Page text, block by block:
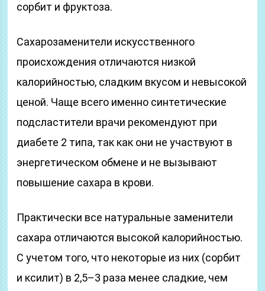
сорбит и фруктоза.
Сахарозаменители искусственного
происхождения отличаются низкой
калорийностью, сладким вкусом и невысокой
ценой. Чаще всего именно синтетические
подсластители врачи рекомендуют при
диабете 2 типа, так как они не участвуют в
энергетическом обмене и не вызывают
повышение сахара в крови.
Практически все натуральные заменители
сахара отличаются высокой калорийностью.
С учетом того, что некоторые из них (сорбит
и ксилит) в 2,5–3 раза менее сладкие, чем